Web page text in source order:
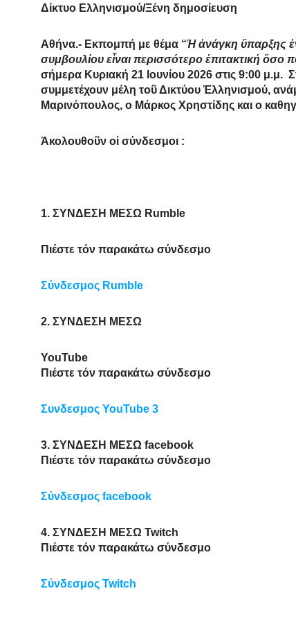
Δίκτυο Ελληνισμού/Ξένη δημοσίευση
Αθήνα.- Εκπομπή με θέμα “Ἡ ἀνάγκη ὕπαρξης
συμβουλίου εἶναι περισσότερο ἐπιτακτική ὄσο
σήμερα Κυριακή 21 Ιουνίου 2026 στις 9:00 μ.μ.
συμμετέχουν μέλη τοῦ Δικτύου Ἑλληνισμού,
Μαρινόπουλος, ο Μάρκος Χρηστίδης και ο
Ἀκολουθοῦν οἱ σύνδεσμοι :
1. ΣΥΝΔΕΣΗ ΜΕΣΩ Rumble
Πιέστε τόν παρακάτω σύνδεσμο
Σύνδεσμος Rumble
2. ΣΥΝΔΕΣΗ ΜΕΣΩ
YouTube
Πιέστε τόν παρακάτω σύνδεσμο
Συνδεσμος YouTube 3
3. ΣΥΝΔΕΣΗ ΜΕΣΩ facebook
Πιέστε τόν παρακάτω σύνδεσμο
Σύνδεσμος facebook
4. ΣΥΝΔΕΣΗ ΜΕΣΩ Twitch
Πιέστε τόν παρακάτω σύνδεσμo
Σύνδεσμος Twitch